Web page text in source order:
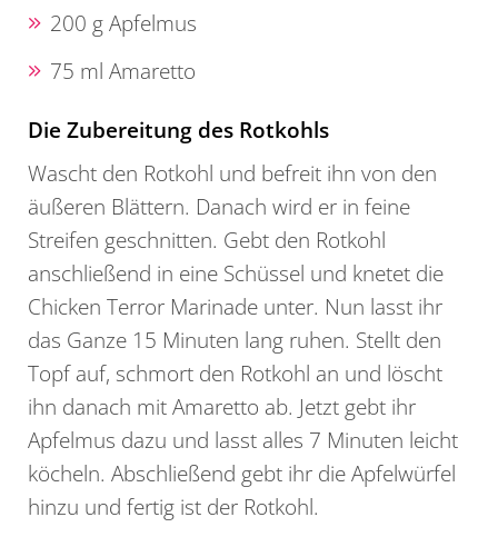
200 g Apfelmus
75 ml Amaretto
Die Zubereitung des Rotkohls
Wascht den Rotkohl und befreit ihn von den
äußeren Blättern. Danach wird er in feine
Streifen geschnitten. Gebt den Rotkohl
anschließend in eine Schüssel und knetet die
Chicken Terror Marinade unter. Nun lasst ihr
das Ganze 15 Minuten lang ruhen. Stellt den
Topf auf, schmort den Rotkohl an und löscht
ihn danach mit Amaretto ab. Jetzt gebt ihr
Apfelmus dazu und lasst alles 7 Minuten leicht
köcheln. Abschließend gebt ihr die Apfelwürfel
hinzu und fertig ist der Rotkohl.